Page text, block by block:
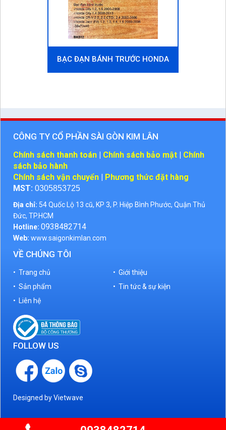
BẠC ĐẠN BÁNH TRƯỚC HONDA
CÔNG TY CỔ PHẦN SÀI GÒN KIM LÂN
Chính sách thanh toán | Chính sách bảo mật | Chính
sách bảo hành
Chính sách vận chuyển | Phương thức đặt hàng
MST: 0305853725
Địa chỉ: 54 Quốc Lộ 13 cũ, KP 3, P. Hiệp Bình Phước, Quận Thủ
Đức, TP.HCM
Hotline: 0938482714
Web: www.saigonkimlan.com
VỀ CHÚNG TÔI
• Trang chủ
• Giới thiệu
• Sản phẩm
• Tin tức & sự kiện
• Liên hệ
FOLLOW US
Designed byVietwave